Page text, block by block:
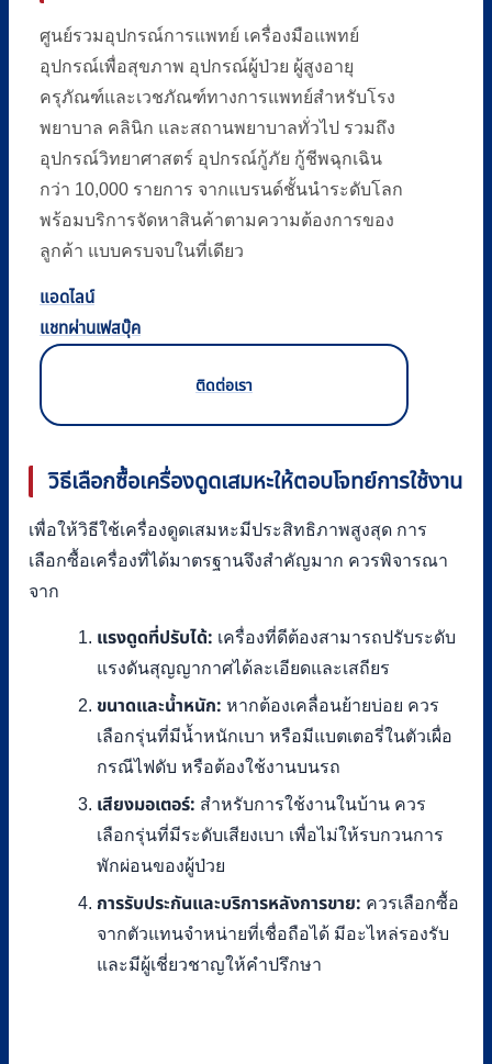
ศูนย์รวมอุปกรณ์การแพทย์ เครื่องมือแพทย์
อุปกรณ์เพื่อสุขภาพ อุปกรณ์ผู้ป่วย ผู้สูงอายุ
ครุภัณฑ์และเวชภัณฑ์ทางการแพทย์สำหรับโรง
พยาบาล คลินิก และสถานพยาบาลทั่วไป รวมถึง
อุปกรณ์วิทยาศาสตร์ อุปกรณ์กู้ภัย กู้ชีพฉุกเฉิน
กว่า 10,000 รายการ จากแบรนด์ชั้นนำระดับโลก
พร้อมบริการจัดหาสินค้าตามความต้องการของ
ลูกค้า แบบครบจบในที่เดียว
แอดไลน์
แชทผ่านเฟสบุ๊ค
ติดต่อเรา
วิธีเลือกซื้อเครื่องดูดเสมหะให้ตอบโจทย์การใช้งาน
เพื่อให้วิธีใช้เครื่องดูดเสมหะมีประสิทธิภาพสูงสุด การ
เลือกซื้อเครื่องที่ได้มาตรฐานจึงสำคัญมาก ควรพิจารณา
จาก
แรงดูดที่ปรับได้: เครื่องที่ดีต้องสามารถปรับระดับ
แรงดันสุญญากาศได้ละเอียดและเสถียร
ขนาดและน้ำหนัก: หากต้องเคลื่อนย้ายบ่อย ควร
เลือกรุ่นที่มีน้ำหนักเบา หรือมีแบตเตอรี่ในตัวเผื่อ
กรณีไฟดับ หรือต้องใช้งานบนรถ
เสียงมอเตอร์: สำหรับการใช้งานในบ้าน ควร
เลือกรุ่นที่มีระดับเสียงเบา เพื่อไม่ให้รบกวนการ
พักผ่อนของผู้ป่วย
การรับประกันและบริการหลังการขาย: ควรเลือกซื้อ
จากตัวแทนจำหน่ายที่เชื่อถือได้ มีอะไหล่รองรับ
และมีผู้เชี่ยวชาญให้คำปรึกษา